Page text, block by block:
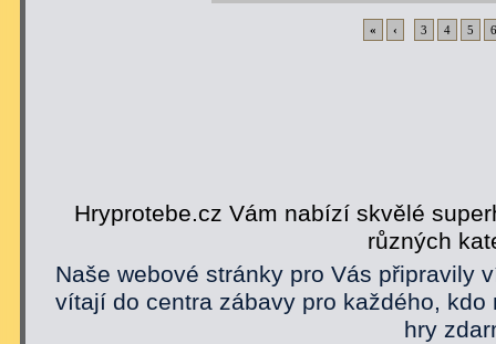
« ‹ 3 4 5 6
Hryprotebe.cz Vám nabízí skvělé
různých
Naše webové stránky pro Vás připravily
vítají do centra zábavy pro každého,
hry